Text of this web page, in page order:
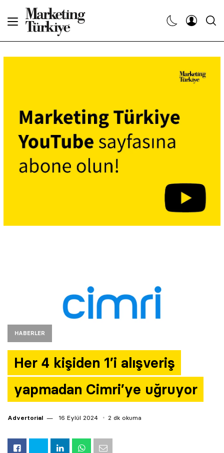
HABERLER
Her 4 kişiden 1’i alışveriş
yapmadan Cimri’ye uğruyor
Advertorial 16 Eylül 2024 2 dk okuma
Dergiler
Etkinlikler